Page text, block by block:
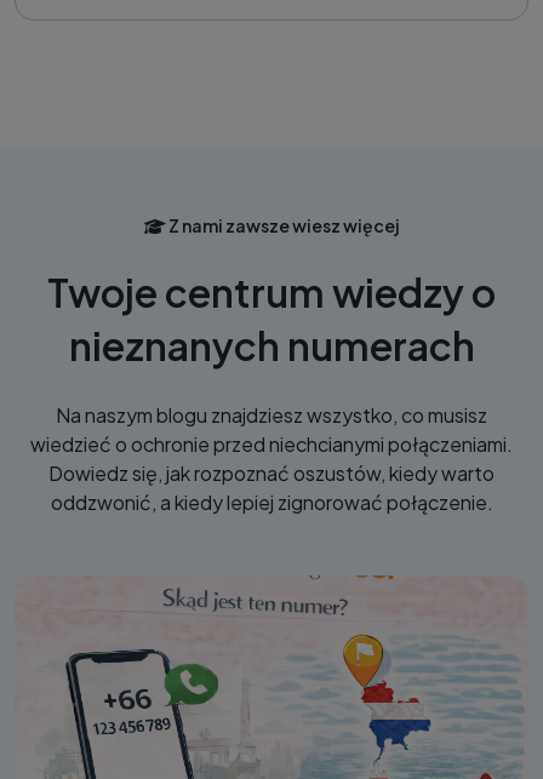
Z nami zawsze wiesz więcej
Twoje centrum wiedzy o
nieznanych numerach
Na naszym blogu znajdziesz wszystko, co musisz
wiedzieć o ochronie przed niechcianymi połączeniami.
Dowiedz się, jak rozpoznać oszustów, kiedy warto
oddzwonić, a kiedy lepiej zignorować połączenie.